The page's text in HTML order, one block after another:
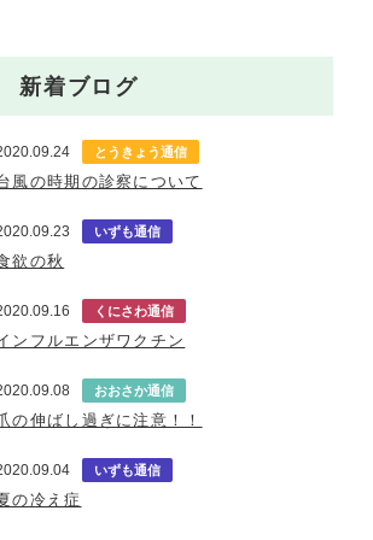
新着ブログ
とうきょう通信
風の時期の診察について
いずも通信
欲の秋
くにさわ通信
ンフルエンザワクチン
おおさか通信
の伸ばし過ぎに注意！！
いずも通信
の冷え症